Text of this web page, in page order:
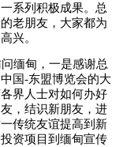
系列积极成果。总
老朋友，大家都为
兴。
缅甸，一是感谢总
国-东盟博览会的大
界人士对如何办好
，结识新朋友，进
传统友谊提高到新
资项目到缅甸宣传